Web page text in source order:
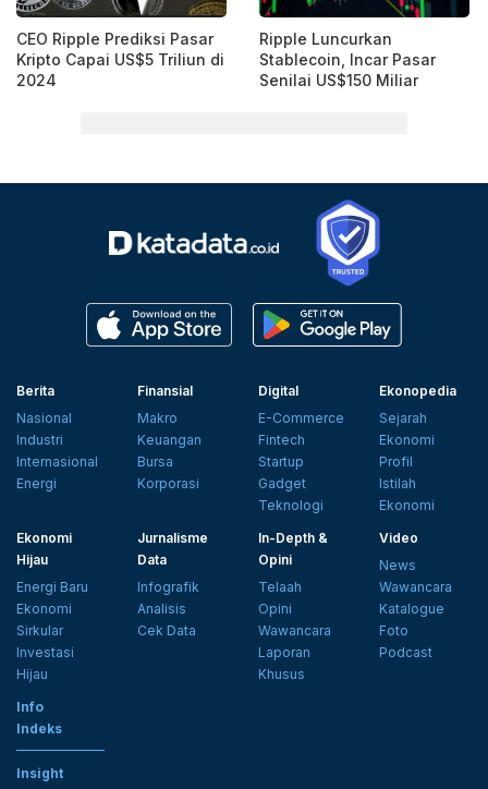
CEO Ripple Prediksi Pasar
Kripto Capai US$5 Triliun di
2024
Ripple Luncurkan
Stablecoin, Incar Pasar
Senilai US$150 Miliar
Berita
Nasional
Industri
Internasional
Energi
Finansial
Makro
Keuangan
Bursa
Korporasi
Digital
E-Commerce
Fintech
Startup
Gadget
Teknologi
Ekonopedia
Sejarah
Ekonomi
Profil
Istilah
Ekonomi
Ekonomi
Hijau
Energi Baru
Ekonomi
Sirkular
Investasi
Hijau
Jurnalisme
Data
Infografik
Analisis
Cek Data
In-Depth &
Opini
Telaah
Opini
Wawancara
Laporan
Khusus
Video
News
Wawancara
Katalogue
Foto
Podcast
Info
Indeks
Insight